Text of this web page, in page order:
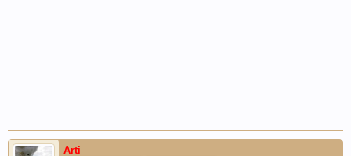
Arti